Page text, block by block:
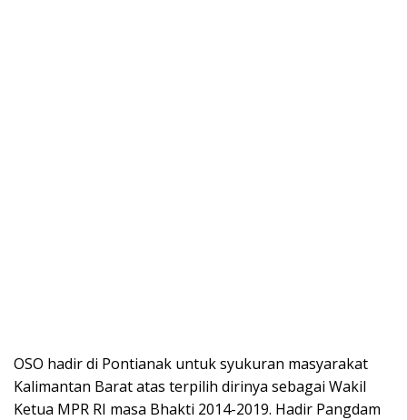
OSO hadir di Pontianak untuk syukuran masyarakat
Kalimantan Barat atas terpilih dirinya sebagai Wakil
Ketua MPR RI masa Bhakti 2014-2019. Hadir Pangdam